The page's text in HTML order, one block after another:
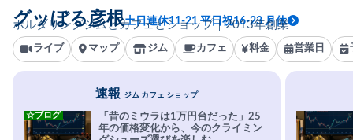
ボルダリングジムとカフェとショップ｜2013年創業
グッぼる彦根土日連休11-21 平日祝16-23 月休
ライブ マップ ジム カフェ 料金 営業日
速報 ジム カフェ ショップ
「昔のミウラは1万円台だった」25
年の価格変化から、今のクライミン
☆ブログ